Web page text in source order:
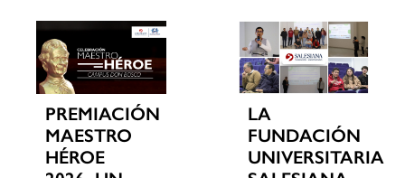
PREMIACIÓN
MAESTRO
HÉROE
LA
FUNDACIÓN
UNIVERSITARIA